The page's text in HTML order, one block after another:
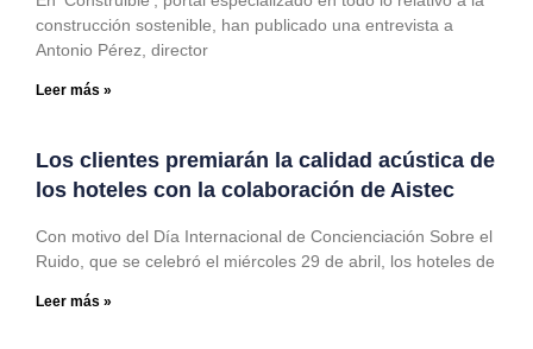
construcción sostenible, han publicado una entrevista a
Antonio Pérez, director
Leer más »
Los clientes premiarán la calidad acústica de
los hoteles con la colaboración de Aistec
Con motivo del Día Internacional de Concienciación Sobre el
Ruido, que se celebró el miércoles 29 de abril, los hoteles de
Leer más »